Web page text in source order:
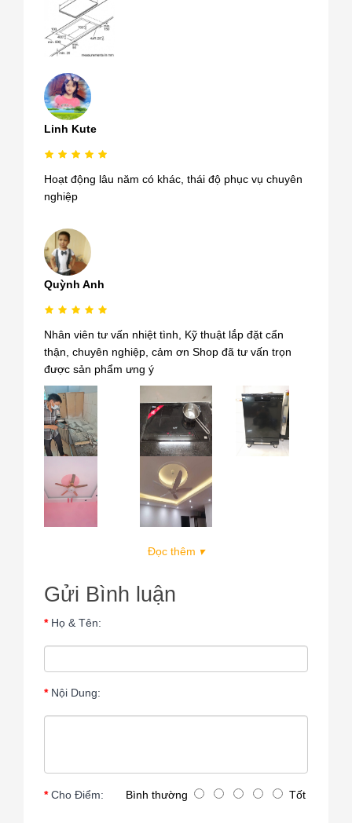
Linh Kute
Hoạt động lâu năm có khác, thái độ phục vụ chuyên
nghiệp
Quỳnh Anh
Nhân viên tư vấn nhiệt tình, Kỹ thuật lắp đặt cẩn
thận, chuyên nghiệp, cảm ơn Shop đã tư vấn trọn
được sản phẩm ưng ý
Đọc thêm ▾
Gửi Bình luận
Họ & Tên:
Nội Dung:
Cho Điểm: Bình thường Tốt